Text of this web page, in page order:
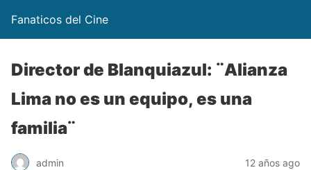
Fanaticos del Cine
Director de Blanquiazul: ¨Alianza
Lima no es un equipo, es una
familia¨
admin 12 años ago